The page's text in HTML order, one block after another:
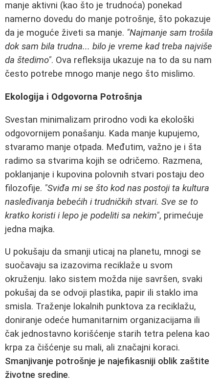
manje aktivni (kao što je trudnoća) ponekad
namerno dovedu do manje potrošnje, što pokazuje
da je moguće živeti sa manje. "Najmanje sam trošila
dok sam bila trudna... bilo je vreme kad treba najviše
da štedimo". Ova refleksija ukazuje na to da su nam
često potrebe mnogo manje nego što mislimo.
Ekologija i Odgovorna Potrošnja
Svestan minimalizam prirodno vodi ka ekološki
odgovornijem ponašanju. Kada manje kupujemo,
stvaramo manje otpada. Međutim, važno je i šta
radimo sa stvarima kojih se odričemo. Razmena,
poklanjanje i kupovina polovnih stvari postaju deo
filozofije. "Sviđa mi se što kod nas postoji ta kultura
nasleđivanja bebećih i trudničkih stvari. Sve se to
kratko koristi i lepo je podeliti sa nekim", primećuje
jedna majka.
U pokušaju da smanji uticaj na planetu, mnogi se
suočavaju sa izazovima reciklaže u svom
okruženju. Iako sistem možda nije savršen, svaki
pokušaj da se odvoji plastika, papir ili staklo ima
smisla. Traženje lokalnih punktova za reciklažu,
doniranje odeće humanitarnim organizacijama ili
čak jednostavno korišćenje starih tetra pelena kao
krpa za čišćenje su mali, ali značajni koraci.
Smanjivanje potrošnje je najefikasniji oblik zaštite
životne sredine.